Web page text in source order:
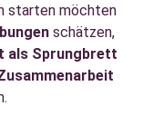
starten möchten
schätzen,
als Sprungbrett